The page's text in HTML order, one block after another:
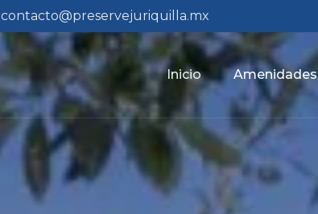
contacto@preservejuriquilla.mx
Inicio Amenidades